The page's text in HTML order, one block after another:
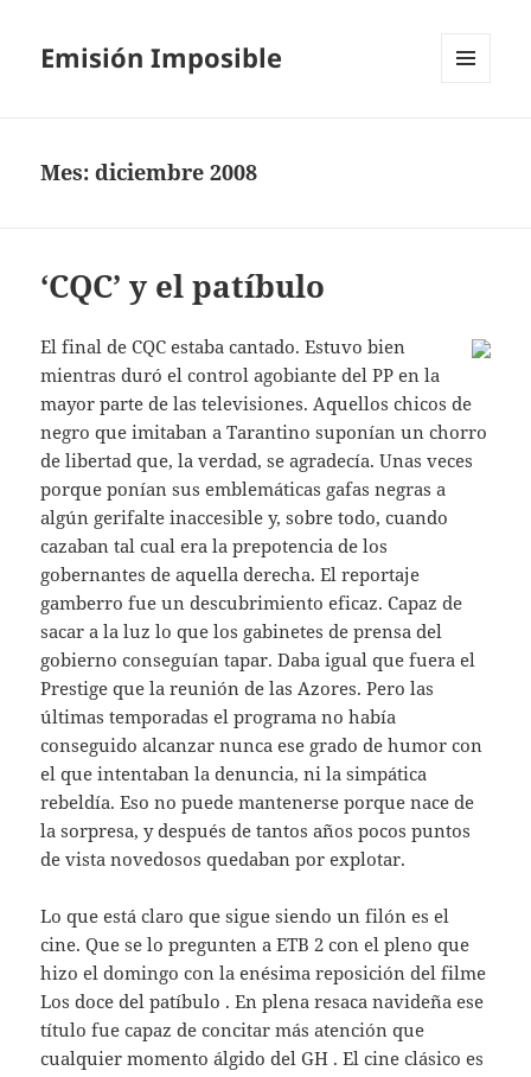
Emisión Imposible
Mes:diciembre 2008
‘CQC’ y el patíbulo
El final de CQC estaba cantado. Estuvo bien
mientras duró el control agobiante del PP en la
mayor parte de las televisiones. Aquellos chicos de
negro que imitaban a Tarantino suponían un chorro
de libertad que, la verdad, se agradecía. Unas veces
porque ponían sus emblemáticas gafas negras a
algún gerifalte inaccesible y, sobre todo, cuando
cazaban tal cual era la prepotencia de los
gobernantes de aquella derecha. El reportaje
gamberro fue un descubrimiento eficaz. Capaz de
sacar a la luz lo que los gabinetes de prensa del
gobierno conseguían tapar. Daba igual que fuera el
Prestige que la reunión de las Azores. Pero las
últimas temporadas el programa no había
conseguido alcanzar nunca ese grado de humor con
el que intentaban la denuncia, ni la simpática
rebeldía. Eso no puede mantenerse porque nace de
la sorpresa, y después de tantos años pocos puntos
de vista novedosos quedaban por explotar.
Lo que está claro que sigue siendo un filón es el
cine. Que se lo pregunten a ETB 2 con el pleno que
hizo el domingo con la enésima reposición del filme
Los doce del patíbulo . En plena resaca navideña ese
título fue capaz de concitar más atención que
cualquier momento álgido del GH . El cine clásico es